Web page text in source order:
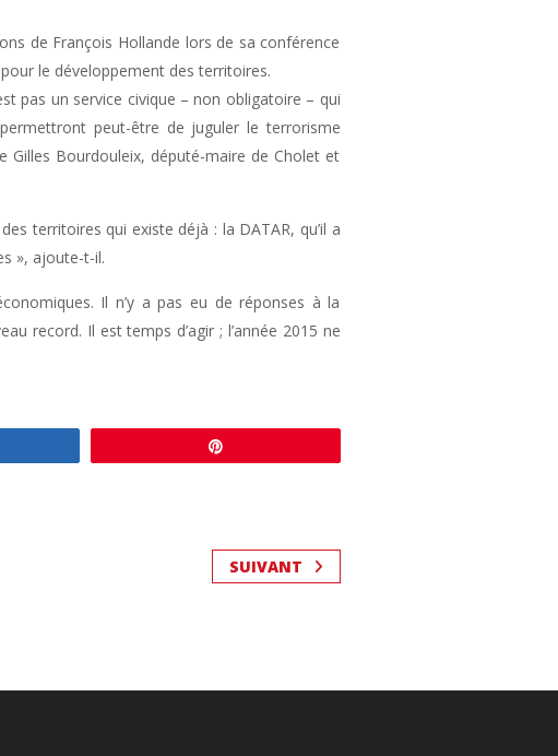
de François Hollande lors de sa conférence
le développement des territoires.
pas un service civique – non obligatoire – qui
peut-être de juguler le terrorisme
Gilles Bourdouleix, député-maire de Cholet et
territoires qui existe déjà : la DATAR, qu’il a
», ajoute-t-il.
Il n’y a pas eu de réponses à la
record. Il est temps d’agir ; l’année 2015 ne
SUIVANT